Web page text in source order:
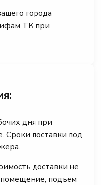
города
ТК при
дня при
Сроки поставки под
доставки не
помещение, подъем